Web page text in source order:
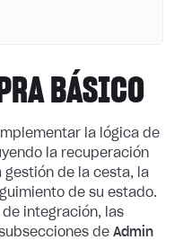
BÁSICO
la lógica de
la recuperación
de la cesta, la
de su estado.
integración, las
de Admin